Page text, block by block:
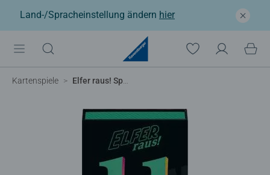
Land-/Spracheinstellung ändern hier
Kartenspiele Elfer raus! Special Edition